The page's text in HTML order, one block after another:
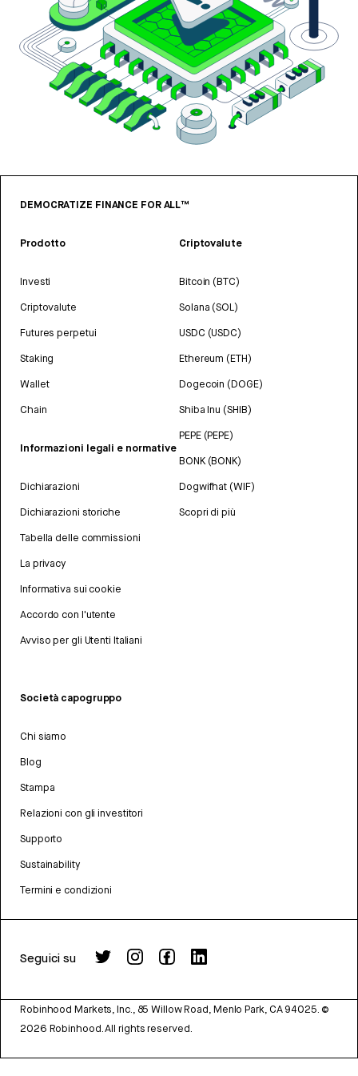
DEMOCRATIZE FINANCE FOR ALL™
Prodotto
Investi
Criptovalute
Futures perpetui
Staking
Wallet
Chain
Informazioni legali e normative
Dichiarazioni
Dichiarazioni storiche
Tabella delle commissioni
La privacy
Informativa sui cookie
Accordo con l'utente
Avviso per gli Utenti Italiani
Criptovalute
Bitcoin (BTC)
Solana (SOL)
USDC (USDC)
Ethereum (ETH)
Dogecoin (DOGE)
Shiba Inu (SHIB)
PEPE (PEPE)
BONK (BONK)
Dogwifhat (WIF)
Scopri di più
Società capogruppo
Chi siamo
Blog
Stampa
Relazioni con gli investitori
Supporto
Sustainability
Termini e condizioni
Seguici su
Robinhood Markets, Inc., 85 Willow Road, Menlo Park, CA 94025. ©
2026 Robinhood. All rights reserved.